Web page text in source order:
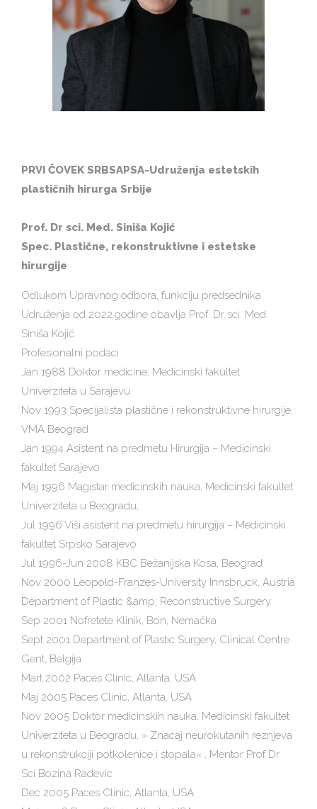
PRVI ČOVEK SRBSAPSA-Udruženja estetskih
plastičnih hirurga Srbije
Prof. Dr sci. Med. Siniša Kojić
Spec. Plastične, rekonstruktivne i estetske
hirurgije
Odlukom Upravnog odbora, funkciju predsednika
Udruženja od 2022.godine obavlja Prof. Dr sci. Med.
Siniša Kojić
Profesionalni podaci
Jan 1988 Doktor medicine, Medicinski fakultet
Univerziteta u Sarajevu
Nov 1993 Specijalista plastične i rekonstruktivne hirurgije,
VMA Beograd
Jan 1994 Asistent na predmetu Hirurgija – Medicinski
fakultet Sarajevo
Maj 1996 Magistar medicinskih nauka, Medicinski fakultet
Univerziteta u Beogradu,
Jul 1996 Viši asistent na predmetu hirurgija – Medicinski
fakultet Srpsko Sarajevo
Jul 1996-Jun 2008 KBC Bežanijska Kosa, Beograd
Nov 2000 Leopold-Franzes-University Innsbruck, Austria
Department of Plastic &amp; Reconstructive Surgery
Sep 2001 Nofretete Klinik, Bon, Nemačka
Sept 2001 Department of Plastic Surgery, Clinical Centre
Gent, Belgija
Mart 2002 Paces Clinic, Atlanta, USA
Maj 2005 Paces Clinic, Atlanta, USA
Nov 2005 Doktor medicinskih nauka, Medicinski fakultet
Univerziteta u Beogradu, » Znacaj neurokutanih reznjeva
u rekonstrukciji potkolenice i stopala« , Mentor Prof Dr
Sci Bozina Radevic
Dec 2005 Paces Clinic, Atlanta, USA